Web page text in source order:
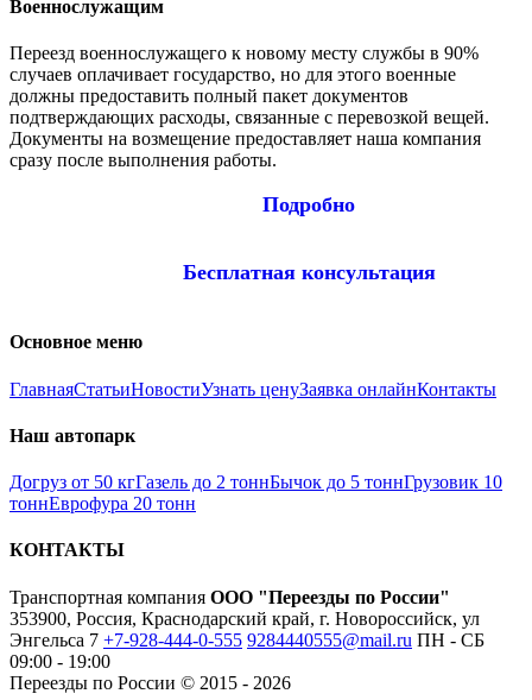
Военнослужащим
Переезд военнослужащего к новому месту службы в 90%
случаев оплачивает государство, но для этого военные
должны предоставить полный пакет документов
подтверждающих расходы, связанные с перевозкой вещей.
Документы на возмещение предоставляет наша компания
сразу после выполнения работы.
Подробно
Бесплатная консультация
Основное меню
ГлавнаяСтатьиНовостиУзнать ценуЗаявка онлайнКонтакты
Наш автопарк
Догруз от 50 кгГазель до 2 тоннБычок до 5 тоннГрузовик 10
тоннЕврофура 20 тонн
КОНТАКТЫ
Транспортная компания ООО "Переезды по России"
353900, Россия, Краснодарский край, г. Новороссийск, ул
Энгельса 7 +7-928-444-0-555 9284440555@mail.ru ПН - СБ
09:00 - 19:00
Переезды по России © 2015 - 2026